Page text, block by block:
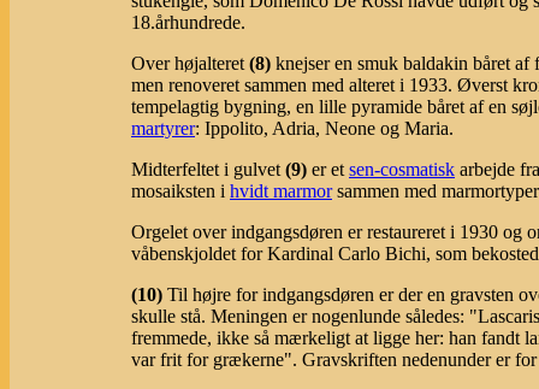
18.århundrede.
Over højalteret (8) knejser en smuk baldakin båret
men renoveret sammen med alteret i 1933. Øverst
tempelagtig bygning, en lille pyramide båret af en
martyrer: Ippolito, Adria, Neone og Maria.
Midterfeltet i gulvet (9) er et sen-cosmatisk arbejde
mosaiksten i hvidt marmorsammen med
Orgelet over indgangsdøren er restaureret i 1930
våbenskjoldet for Kardinal Carlo Bichi, som
(10) Til højre for indgangsdøren er der en gravsten
skulle stå. Meningen er nogenlunde således:
fremmede, ikke så mærkeligt at ligge her: han fandt
var frit for grækerne". Gravskriften nedenunder er